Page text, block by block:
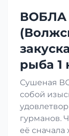
ВОБЛА
рыба 1
Сушеная
собой
гурманов.
её сначала